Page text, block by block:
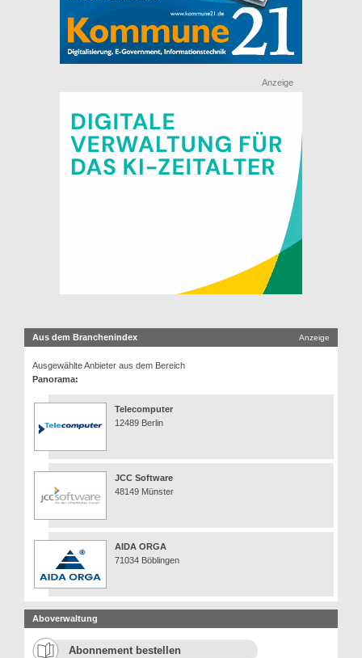
Anzeige
Aus dem Branchenindex Anzeige
Ausgewählte Anbieter aus dem Bereich
Panorama:
Telecomputer
12489 Berlin
JCC Software
48149 Münster
AIDA ORGA
71034 Böblingen
Aboverwaltung
Abonnement bestellen